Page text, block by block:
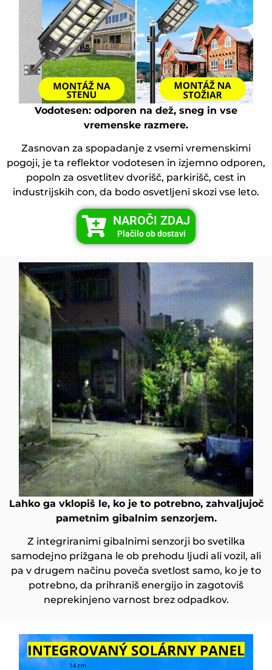
Vodotesen: odporen na dež, sneg in vse
vremenske razmere.
Zasnovan za spopadanje z vsemi vremenskimi
pogoji, je ta reflektor vodotesen in izjemno odporen,
popoln za osvetlitev dvorišč, parkirišč, cest in
industrijskih con, da bodo osvetljeni skozi vse leto.
NAROČI ZDAJ
Plačilo ob dostavi
Lahko ga vklopiš le, ko je to potrebno, zahvaljujoč
pametnim gibalnim senzorjem.
Z integriranimi gibalnimi senzorji bo svetilka
samodejno prižgana le ob prehodu ljudi ali vozil, ali
pa v drugem načinu poveča svetlost samo, ko je to
potrebno, da prihraniš energijo in zagotoviš
neprekinjeno varnost brez odpadkov.